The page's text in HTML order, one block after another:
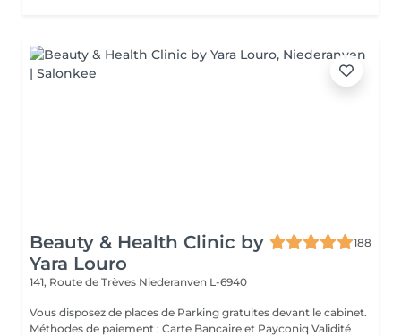
Beauty & Health Clinic by
Yara Louro
188
141, Route de Trèves Niederanven L-6940
Vous disposez de places de Parking gratuites devant le cabinet.
Méthodes de paiement : Carte Bancaire et Payconiq Validité